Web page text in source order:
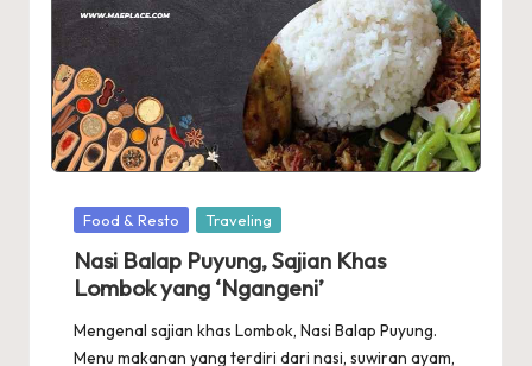
Posted
Food & Resto Traveling
Nasi Balap Puyung, Sajian Khas
Lombok yang ‘Ngangeni’
Mengenal sajian khas Lombok, Nasi Balap Puyung.
Menu makanan yang terdiri dari nasi, suwiran ayam,